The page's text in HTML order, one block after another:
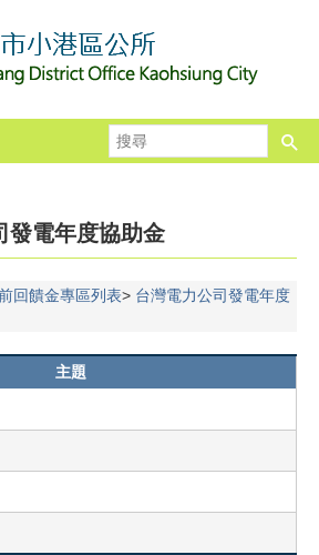
尋
發電年度協助金
回饋金專區列表
台灣電力公司發電年度
主題